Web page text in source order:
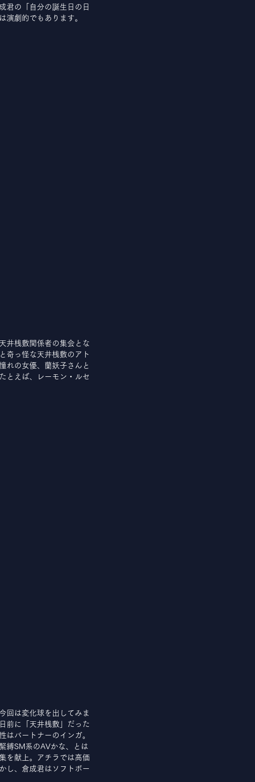
君の「自分の誕生日の日
演劇的でもあります。
井桟敷関係者の集会とな
奇っ怪な天井桟敷のアト
れの女優、蘭妖子さんと
とえば、レーモン・ルセ
回は変化球を出してみま
前に「天井桟敷」だった
はバートナーのインガ。
縛SM系のAVかな、とは
を献上。アチラでは高価
し、倉成君はソフトボー